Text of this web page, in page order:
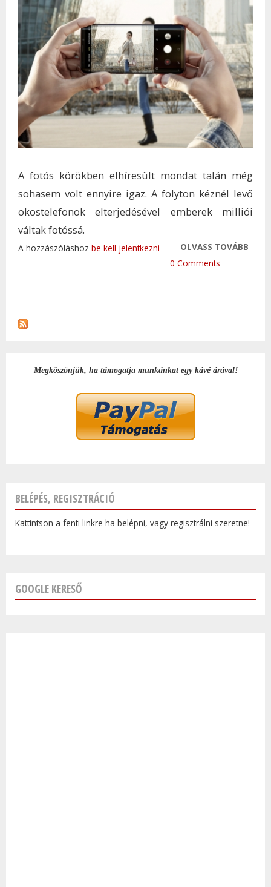
A fotós körökben elhíresült mondat talán még
sohasem volt ennyire igaz. A folyton kéznél levő
okostelefonok elterjedésével emberek milliói
váltak fotóssá.
OLVASS TOVÁBB
A hozzászóláshoz be kell jelentkezni
0 Comments
Megköszönjük, ha támogatja munkánkat egy kávé árával!
BELÉPÉS, REGISZTRÁCIÓ
Kattintson a fenti linkre ha belépni, vagy regisztrálni szeretne!
GOOGLE KERESŐ